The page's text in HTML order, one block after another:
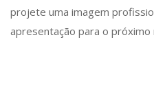
projete uma imagem
apresentação para o próximo